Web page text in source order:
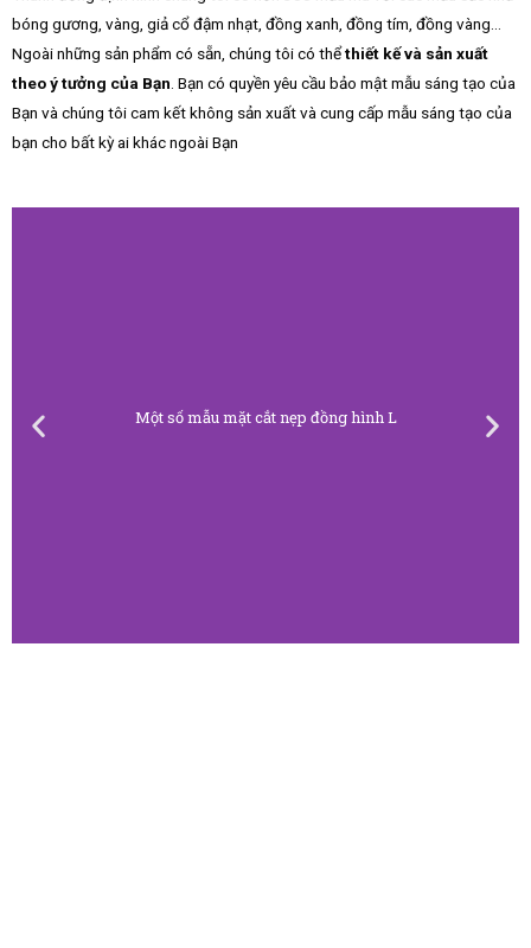
bóng gương, vàng, giả cổ đậm nhạt, đồng xanh, đồng tím, đồng vàng…
Ngoài những sản phẩm có sẵn, chúng tôi có thểthiết kế và sản xuất
theo ý tưởng của Bạn. Bạn có quyền yêu cầu bảo mật mẫu sáng tạo của
Bạn và chúng tôi cam kết không sản xuất và cung cấp mẫu sáng tạo của
bạn cho bất kỳ ai khác ngoài Bạn
Một số mẫu mặt cắt nẹp đồng hình L